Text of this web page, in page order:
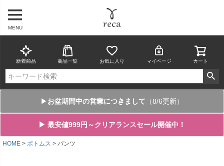
MENU
新着商品 商品一覧 お気に入り マイページ カート
▶ お盆期間中の営業につきまして （8/6更新）
▶ 最安値999円～クリアランスセール開催中！
HOME ボトムス パンツ